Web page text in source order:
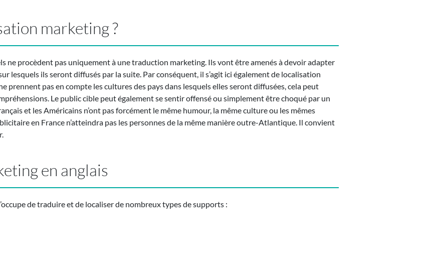
marketing ?
ne procèdent pas uniquement à une traduction marketing. Ils vont être amenés à devoir adapter
lesquels ils seront diffusés par la suite. Par conséquent, il s’agit ici également de localisation
prennent pas en compte les cultures des pays dans lesquels elles seront diffusées, cela peut
Le public cible peut également se sentir offensé ou simplement être choqué par un
et les Américains n’ont pas forcément le même humour, la même culture ou les mêmes
en France n’atteindra pas les personnes de la même manière outre-Atlantique. Il convient
en anglais
de traduire et de localiser de nombreux types de supports :